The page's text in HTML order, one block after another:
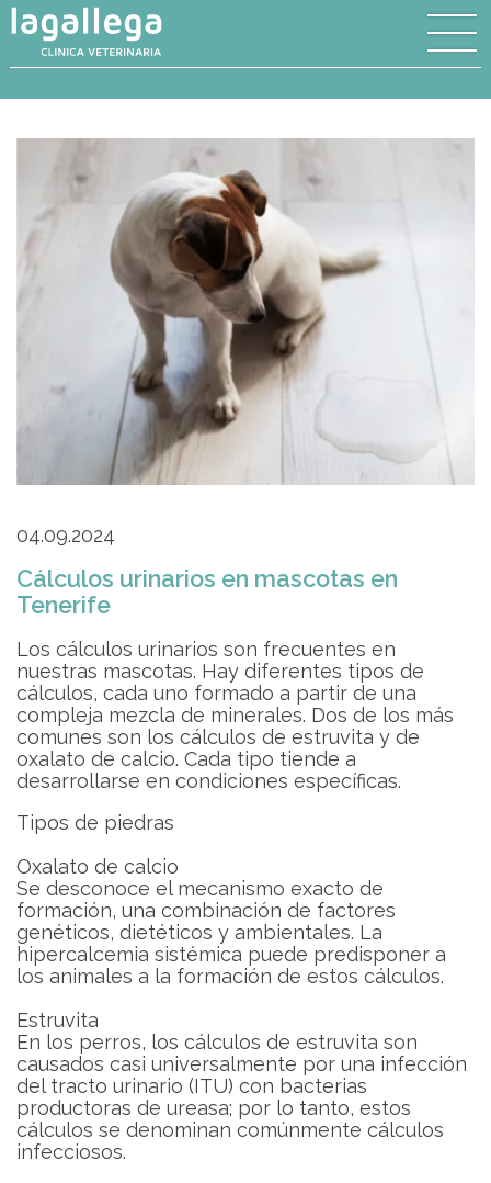
04.09.2024
Cálculos urinarios en mascotas en
Tenerife
Los cálculos urinarios son frecuentes en
nuestras mascotas. Hay diferentes tipos de
cálculos, cada uno formado a partir de una
compleja mezcla de minerales. Dos de los más
comunes son los cálculos de estruvita y de
oxalato de calcio. Cada tipo tiende a
desarrollarse en condiciones específicas.
Tipos de piedras
Oxalato de calcio
Se desconoce el mecanismo exacto de
formación, una combinación de factores
genéticos, dietéticos y ambientales. La
hipercalcemia sistémica puede predisponer a
los animales a la formación de estos cálculos.
Estruvita
En los perros, los cálculos de estruvita son
causados ​​casi universalmente por una infección
del tracto urinario (ITU) con bacterias
productoras de ureasa; por lo tanto, estos
cálculos se denominan comúnmente cálculos
infecciosos.